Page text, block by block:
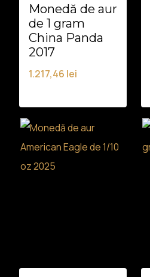
Monedă de aur
de 1 gram
China Panda
2017
1.217,46 lei